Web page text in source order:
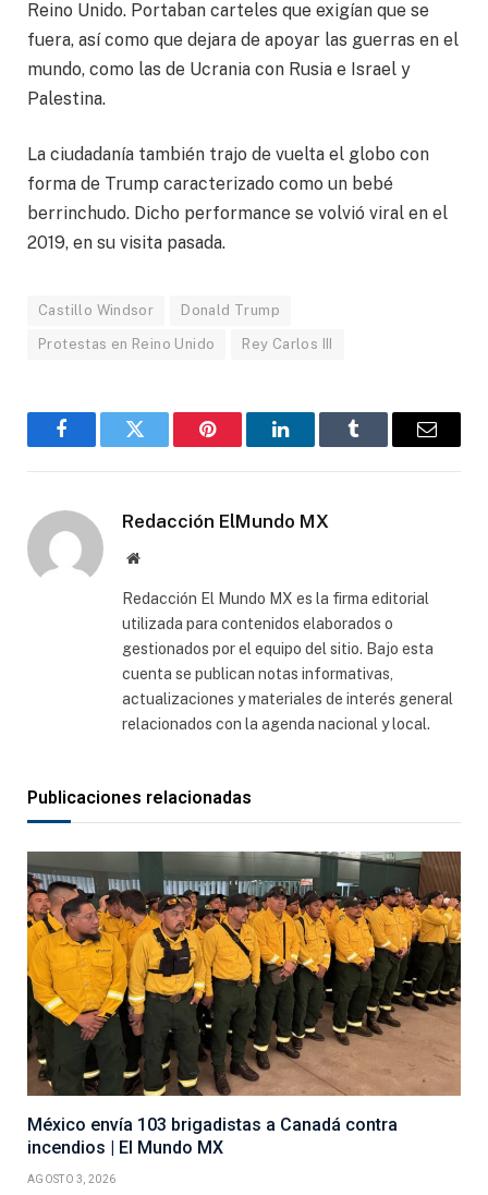
Reino Unido. Portaban carteles que exigían que se
fuera, así como que dejara de apoyar las guerras en el
mundo, como las de Ucrania con Rusia e Israel y
Palestina.
La ciudadanía también trajo de vuelta el globo con
forma de Trump caracterizado como un bebé
berrinchudo. Dicho performance se volvió viral en el
2019, en su visita pasada.
Castillo Windsor Donald Trump
Protestas en Reino Unido Rey Carlos III
FacebookGorjeo Pinterest LinkedInTumblr
Correo
Redacción ElMundo MX
Sitio
Redacción El Mundo MX es la firma editorial
utilizada para contenidos elaborados o
gestionados por el equipo del sitio. Bajo esta
cuenta se publican notas informativas,
actualizaciones y materiales de interés general
relacionados con la agenda nacional y local.
Publicaciones relacionadas
México envía 103 brigadistas a Canadá contra
incendios | El Mundo MX
AGOSTO 3, 2026